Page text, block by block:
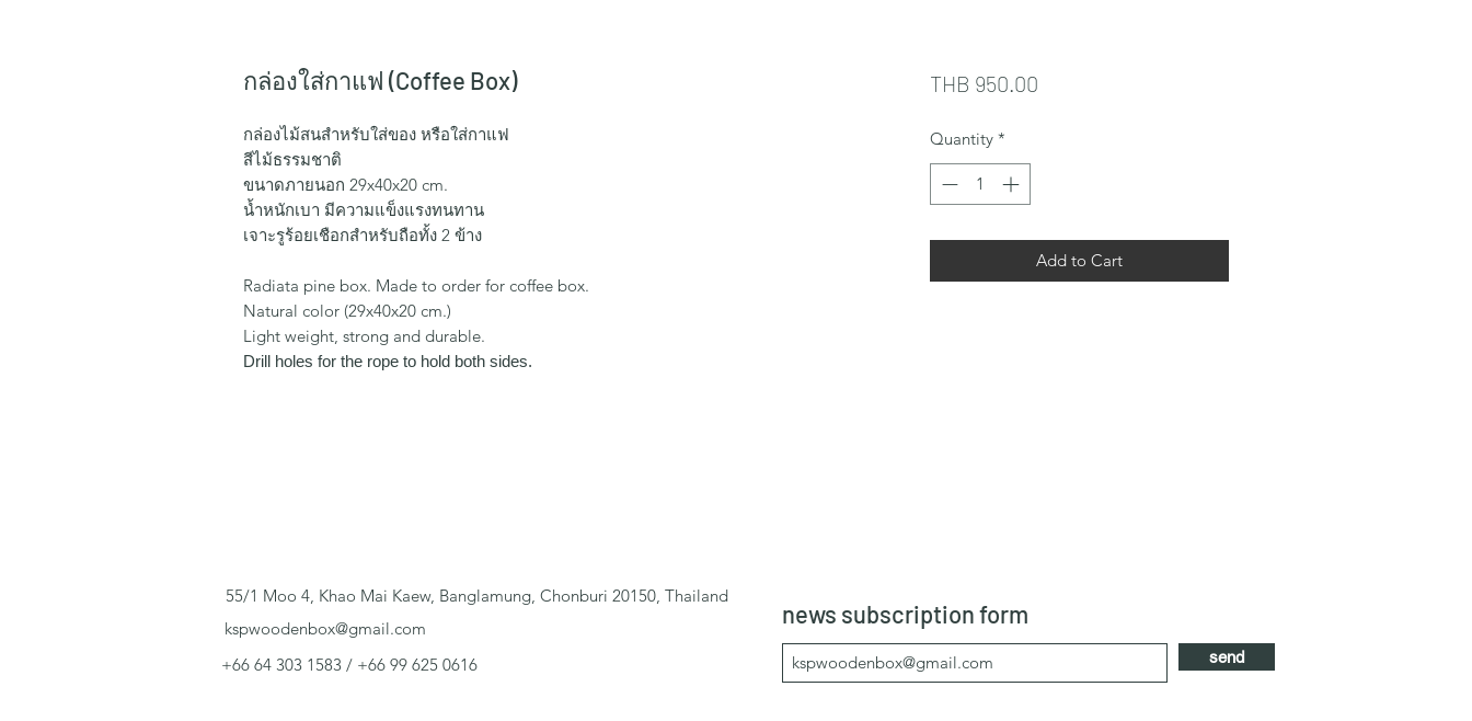
กล่องใส่กาแฟ (Coffee Box)
กล่องไม้สนสำหรับใส่ของ หรือใส่กาแฟ
สีไม้ธรรมชาติ
ขนาดภายนอก 29x40x20 cm.
น้ำหนักเบา มีความแข็งแรงทนทาน
เจาะรูร้อยเชือกสำหรับถือทั้ง 2 ข้าง
Radiata pine box. Made to order for coffee box.
Natural color (29x40x20 cm.)
Light weight, strong and durable.
Drill holes for the rope to hold both sides.
THB 950.00Price
Quantity *
Add to Cart
55/1 Moo 4, Khao Mai Kaew, Banglamung, Chonburi 20150, Thailand
kspwoodenbox@gmail.com
+66 64 303 1583 / +66 99 625 0616
news subscription form
send